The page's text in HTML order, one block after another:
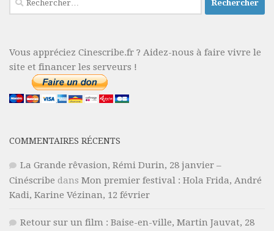
Vous appréciez Cinescribe.fr ? Aidez-nous à faire vivre le
site et financer les serveurs !
COMMENTAIRES RÉCENTS
La Grande rêvasion, Rémi Durin, 28 janvier –
Cinéscribe dans Mon premier festival : Hola Frida, André
Kadi, Karine Vézinan, 12 février
Retour sur un film : Baise-en-ville, Martin Jauvat, 28